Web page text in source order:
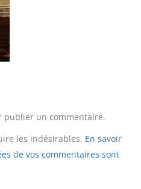
publier un commentaire.
les indésirables. En savoir
de vos commentaires sont